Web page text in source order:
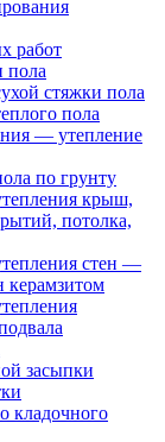
работ
пола
стяжки пола
пола
— утепление
по грунту
крыш,
потолка,
стен —
керамзитом
засыпки
кладочного